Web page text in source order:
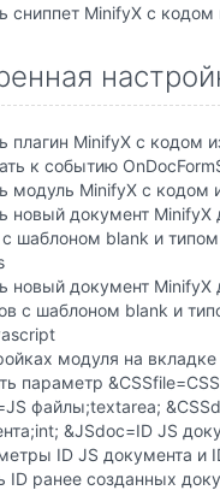
сниппет MinifyX с кодом
плагин MinifyX с кодом
к событию
модуль MinifyX с кодом
новый документ MinifyX
с шаблоном blank и
новый документ
с шаблоном blank и
модуля на
параметр
файлы;textarea;
&JSdoc=ID JS
ID JS документа и
ID ранее созданных